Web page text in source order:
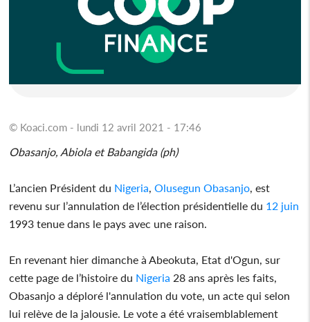
© Koaci.com - lundi 12 avril 2021 - 17:46
Obasanjo, Abiola et Babangida (ph)
L’ancien Président du Nigeria Olusegun Obasanjo , est
revenu sur l’annulation de l’élection présidentielle du 12 juin
1993 tenue dans le pays avec une raison.
En revenant hier dimanche à Abeokuta, Etat d'Ogun, sur
cette page de l’histoire du Nigeria 28 ans après les faits,
Obasanjo a déploré l'annulation du vote, un acte qui selon
lui relève de la jalousie. Le vote a été vraisemblablement